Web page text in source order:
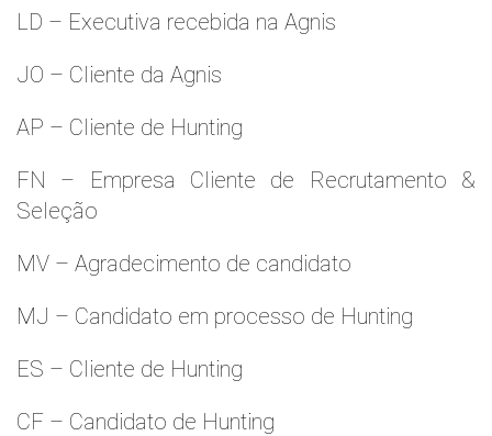
LD – Executiva recebida na Agnis
JO – Cliente da Agnis
AP – Cliente de Hunting
FN – Empresa Cliente de Recrutamento &
Seleção
MV – Agradecimento de candidato
MJ – Candidato em processo de Hunting
ES – Cliente de Hunting
CF – Candidato de Hunting